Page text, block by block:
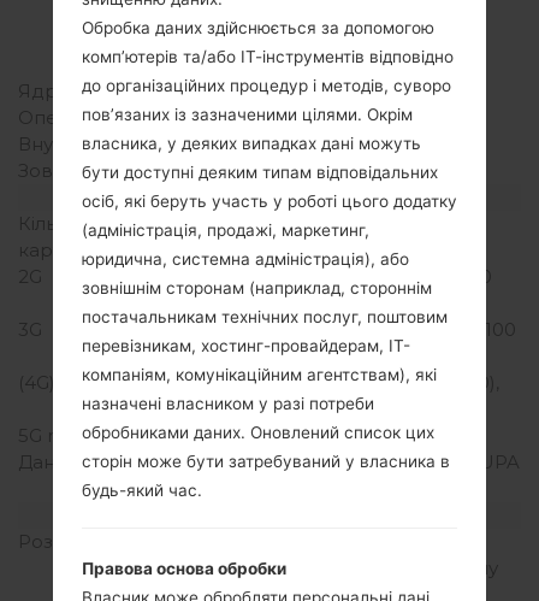
Qualcomm MSM8939
Snapdragon 615
Ядра процесора
Восьмиядерний
Оперативна память
1.5GB
Внутрішня память
8GB
Зовнішня память
microSD, до 32 GB
Мережа та дані
Кількість місць для сім
карт
1 Мікро SIM
2G
GSM 850/900/1800/1900
MHz
3G
HSDPA 850/900/1900/2100
MHz
(4G) LTE
LTE band 1(2100), 3(1800),
5(850), 7(2600), 8(900)
5G network
-
Дані
GPRS,EDGE,HSDPA,HSUPA
Розмір екрану
співвідношення екрану
до тіла)
Обробка даних здійснюється за допомогою
комп’ютерів та/або ІТ-інструментів відповідно
до організаційних процедур і методів, суворо
пов’язаних із зазначеними цілями. Окрім
власника, у деяких випадках дані можуть
бути доступні деяким типам відповідальних
осіб, які беруть участь у роботі цього додатку
(адміністрація, продажі, маркетинг,
юридична, системна адміністрація), або
зовнішнім сторонам (наприклад, стороннім
постачальникам технічних послуг, поштовим
перевізникам, хостинг-провайдерам, ІТ-
компаніям, комунікаційним агентствам), які
назначені власником у разі потреби
обробниками даних. Оновлений список цих
сторін може бути затребуваний у власника в
будь-який час.
Правова основа обробки